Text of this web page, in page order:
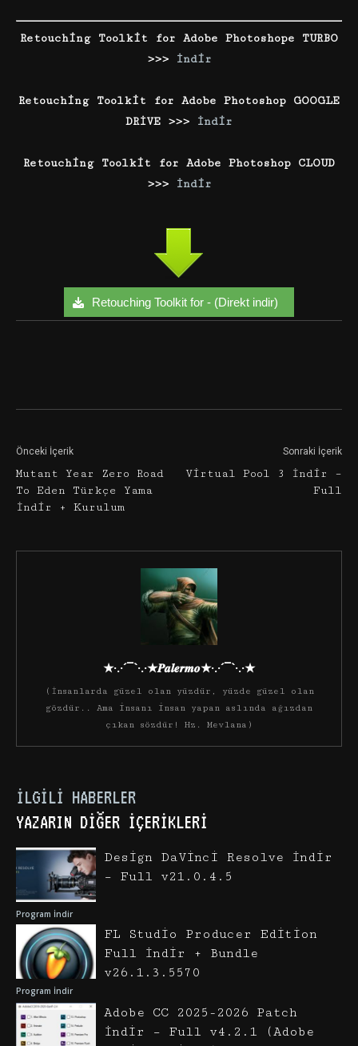
Retouching Toolkit for Adobe Photoshope TURBO
>>>
İndir
Retouching Toolkit for Adobe Photoshop GOOGLE
DRİVE >>> İndir
Retouching Toolkit for Adobe Photoshop CLOUD
>>>
İndir
Retouching Toolkit for - (Direkt indir)
Önceki İçerik
Mutant Year Zero Road
To Eden Türkçe Yama
İndir + Kurulum
Sonraki İçerik
Virtual Pool 3 İndir –
Full
★·.·´¯`·.·★𝑷𝒂𝒍𝒆𝒓𝒎𝒐★·.·´¯`·.·★
(İnsanlarda güzel olan yüzdür, yüzde güzel olan
gözdür.. Ama insanı insan yapan aslında ağızdan
çıkan sözdür! Hz. Mevlana)
İLGILI HABERLER
YAZARIN DIĞER İÇERIKLERI
Program İndir
Design DaVinci Resolve İndir
– Full v21.0.4.5
Program İndir
FL Studio Producer Edition
Full İndir + Bundle
v26.1.3.5570
Adobe CC 2025-2026 Patch
İndir – Full v4.2.1 (Adobe